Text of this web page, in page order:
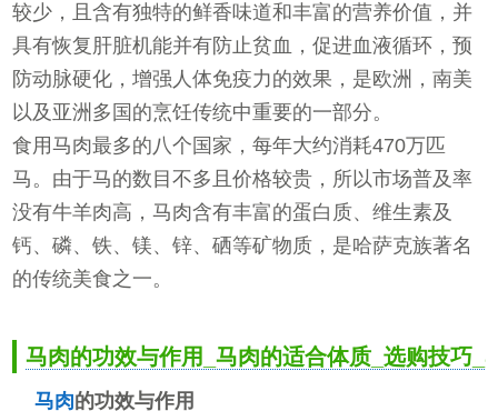
较少，且含有独特的鲜香味道和丰富的营养价值，并
具有恢复肝脏机能并有防止贫血，促进血液循环，预
防动脉硬化，增强人体免疫力的效果，是欧洲，南美
以及亚洲多国的烹饪传统中重要的一部分。
食用马肉最多的八个国家，每年大约消耗470万匹
马。由于马的数目不多且价格较贵，所以市场普及率
没有牛羊肉高，马肉含有丰富的蛋白质、维生素及
钙、磷、铁、镁、锌、硒等矿物质，是哈萨克族著名
的传统美食之一。
马肉的功效与作用_马肉的适合体质_选购技巧_
马肉的功效与作用